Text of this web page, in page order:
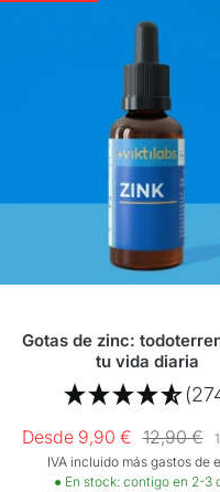
Gotas de zinc:
tu vida diaria
Precio
Oferta
Desde 9,90 € Precio
normal
12,90 €
IVA incluido más gastos de
● En stock: contigo en 2-3